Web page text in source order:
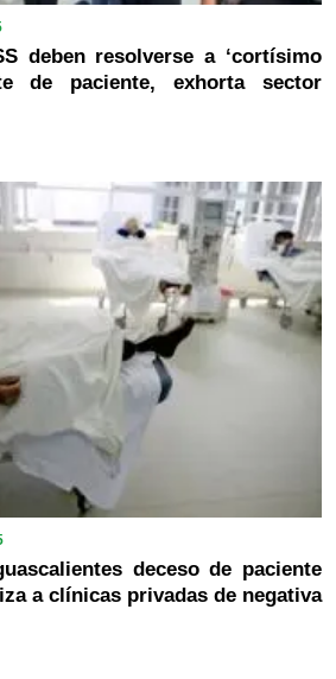
deben resolverse a ‘cortísimo
de paciente, exhorta sector
deceso de paciente
a clínicas privadas de negativa